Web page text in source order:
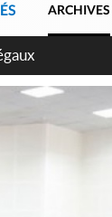
ARCHIVES
les